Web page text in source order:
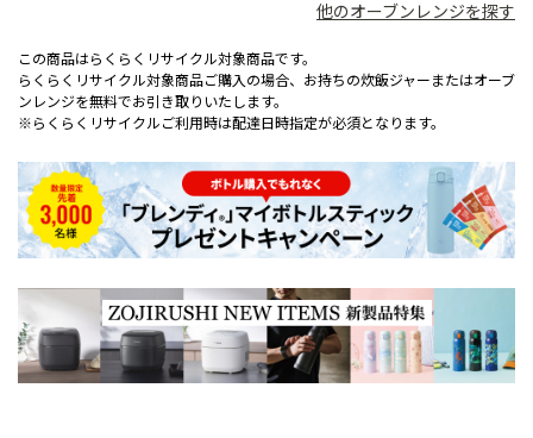
他のオーブンレンジを探す
この商品はらくらくリサイクル対象商品です。
らくらくリサイクル対象商品ご購入の場合、お持ちの炊飯ジャーまたはオーブ
ンレンジを無料でお引き取りいたします。
※らくらくリサイクルご利用時は配達日時指定が必須となります。